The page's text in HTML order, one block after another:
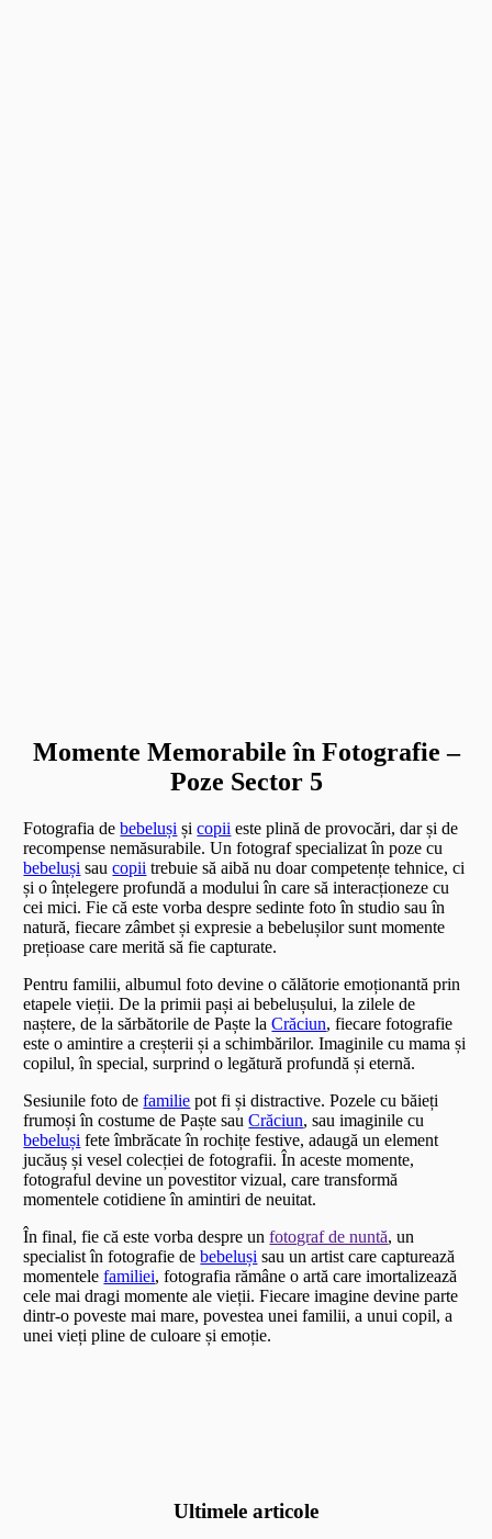
Momente Memorabile în Fotografie –
Poze Sector 5
Fotografia debebeluși șicopii este plină de provocări, dar și de
recompense nemăsurabile. Un fotograf specializat în poze cu
bebeluși saucopii trebuie să aibă nu doar competențe tehnice, ci
și o înțelegere profundă a modului în care să interacționeze cu
cei mici. Fie că este vorba despre sedinte foto în studio sau în
natură, fiecare zâmbet și expresie a bebelușilor sunt momente
prețioase care merită să fie capturate.
Pentru familii, albumul foto devine o călătorie emoționantă prin
etapele vieții. De la primii pași ai bebelușului, la zilele de
naștere, de la sărbătorile de Paște laCrăciun, fiecare fotografie
este o amintire a creșterii și a schimbărilor. Imaginile cu mama și
copilul, în special, surprind o legătură profundă și eternă.
Sesiunile foto defamilie pot fi și distractive. Pozele cu băieți
frumoși în costume de Paște sauCrăciun, sau imaginile cu
bebeluși fete îmbrăcate în rochițe festive, adaugă un element
jucăuș și vesel colecției de fotografii. În aceste momente,
fotograful devine un povestitor vizual, care transformă
momentele cotidiene în amintiri de neuitat.
În final, fie că este vorba despre unfotograf de nuntă, un
specialist în fotografie debebeluși sau un artist care capturează
momentelefamiliei, fotografia rămâne o artă care imortalizează
cele mai dragi momente ale vieții. Fiecare imagine devine parte
dintr-o poveste mai mare, povestea unei familii, a unui copil, a
unei vieți pline de culoare și emoție.
Ultimele articole